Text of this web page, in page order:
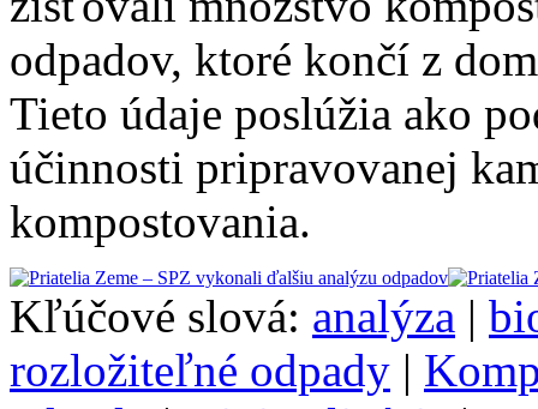
odpadov, ktoré končí z
Tieto údaje poslúžia ako
účinnosti pripravovanej
kompostovania.
Kľúčové slová: analýza |
rozložiteľné odpady |